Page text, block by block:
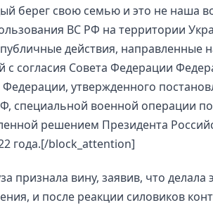
берег свою семью и это не наша
ВС РФ на территории
действия, направленные
с согласия Совета Федерации
Федерации, утвержденного
специальной военной операции
решением Президента
года.[/block_attention]
признала вину, заявив, что делала
и после реакции силовиков